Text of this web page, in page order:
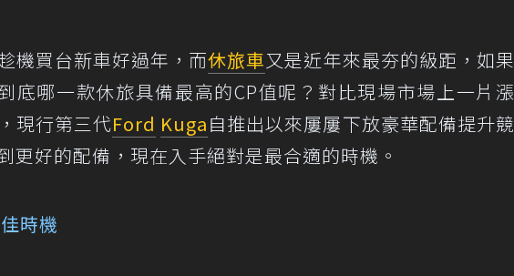
機買台新車好過年，而休旅車又是近年來最夯的級距，如果
底哪一款休旅具備最高的CP值呢？對比現場市場上一片漲
現行第三代Ford Kuga自推出以來屢屢下放豪華配備提升競
更好的配備，現在入手絕對是最合適的時機。
時機